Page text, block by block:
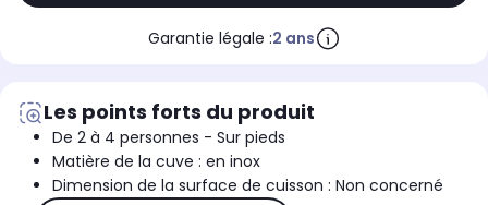
Garantie légale :2 ans
Les points forts du produit
De 2 à 4 personnes - Sur pieds
Matière de la cuve : en inox
Dimension de la surface de cuisson : Non concerné